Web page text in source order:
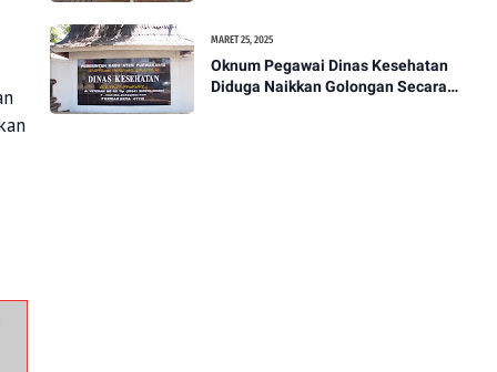
MARET 25, 2025
Oknum Pegawai Dinas Kesehatan
Diduga Naikkan Golongan Secara